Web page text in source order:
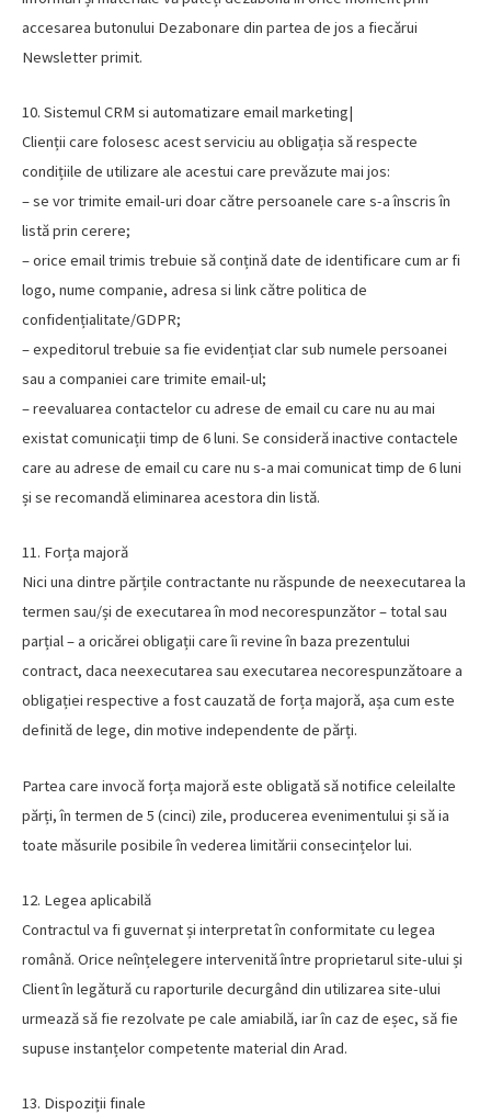
accesarea butonului Dezabonare din partea de jos a fiecărui
Newsletter primit.
10. Sistemul CRM si automatizare email marketing|
Clienții care folosesc acest serviciu au obligația să respecte
condițiile de utilizare ale acestui care prevăzute mai jos:
– se vor trimite email-uri doar către persoanele care s-a înscris în
listă prin cerere;
– orice email trimis trebuie să conțină date de identificare cum ar fi
logo, nume companie, adresa si link către politica de
confidențialitate/GDPR;
– expeditorul trebuie sa fie evidențiat clar sub numele persoanei
sau a companiei care trimite email-ul;
– reevaluarea contactelor cu adrese de email cu care nu au mai
existat comunicații timp de 6 luni. Se consideră inactive contactele
care au adrese de email cu care nu s-a mai comunicat timp de 6 luni
și se recomandă eliminarea acestora din listă.
11. Forța majoră
Nici una dintre părțile contractante nu răspunde de neexecutarea la
termen sau/și de executarea în mod necorespunzător – total sau
parțial – a oricărei obligații care îi revine în baza prezentului
contract, daca neexecutarea sau executarea necorespunzătoare a
obligației respective a fost cauzată de forța majoră, așa cum este
definită de lege, din motive independente de părți.
Partea care invocă forța majoră este obligată să notifice celeilalte
părți, în termen de 5 (cinci) zile, producerea evenimentului și să ia
toate măsurile posibile în vederea limitării consecințelor lui.
12. Legea aplicabilă
Contractul va fi guvernat și interpretat în conformitate cu legea
română. Orice neînțelegere intervenită între proprietarul site-ului și
Client în legătură cu raporturile decurgând din utilizarea site-ului
urmează să fie rezolvate pe cale amiabilă, iar în caz de eșec, să fie
supuse instanțelor competente material din Arad.
13. Dispoziții finale